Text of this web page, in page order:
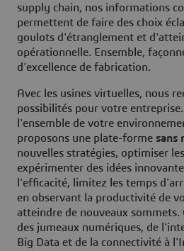
supply chain, nos informations
permettent de faire des choix
goulots d'étranglement et
opérationnelle. Ensemble,
d'excellence de fabrication.
Avec les usines virtuelles, nous
possibilités pour votre
l'ensemble de votre
proposons une plate-forme sans
nouvelles stratégies, optimiser
expérimenter des idées
l'efficacité, limitez les temps
en observant la productivité de
atteindre de nouveaux sommets.
des jumeaux numériques, de
Big Data et de la connectivité à